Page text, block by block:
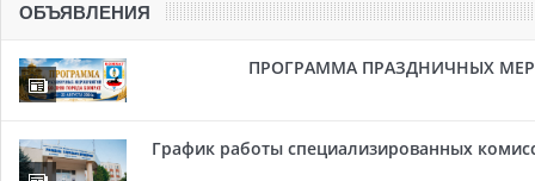
ОБЪЯВЛЕНИЯ
ПРОГРАММА ПРАЗДНИЧНЫХ
График работы специализированных